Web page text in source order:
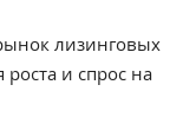
лизинговых
и спрос на